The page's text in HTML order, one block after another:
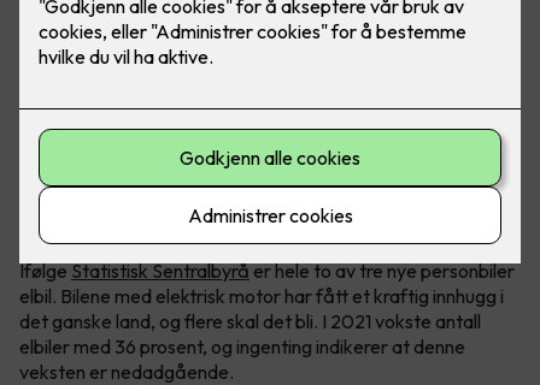
2 av 3 nye personbiler er elbil
IfølgeStatistisk Sentralbyråer hele to av tre nye personbiler
elbil. Bilene med elektrisk motor har fått et kraftig innhugg i
det ganske land, og flere skal det bli. I 2021 vokste antall
elbiler med 36 prosent, og ingenting indikerer at denne
veksten er nedadgående.